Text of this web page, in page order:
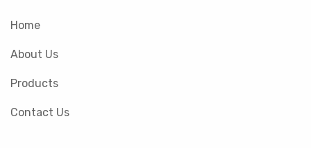
Home
About Us
Products
Contact Us